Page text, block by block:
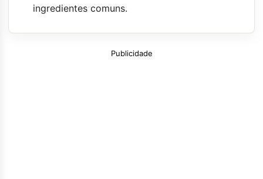
ingredientes comuns.
Publicidade